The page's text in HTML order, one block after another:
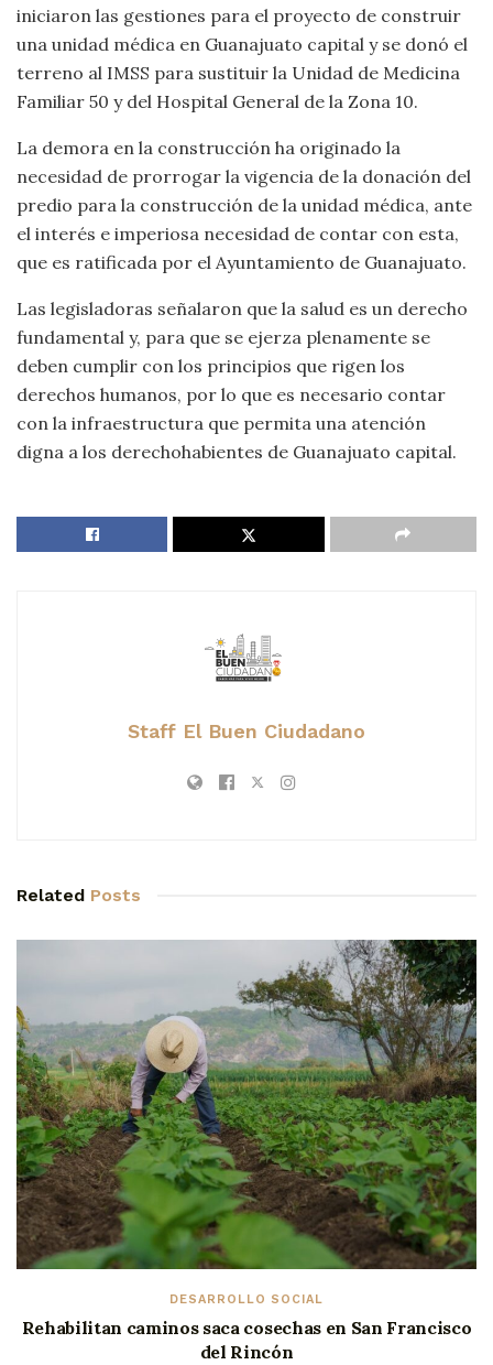
iniciaron las gestiones para el proyecto de construir
una unidad médica en Guanajuato capital y se donó el
terreno al IMSS para sustituir la Unidad de Medicina
Familiar 50 y del Hospital General de la Zona 10.
La demora en la construcción ha originado la
necesidad de prorrogar la vigencia de la donación del
predio para la construcción de la unidad médica, ante
el interés e imperiosa necesidad de contar con esta,
que es ratificada por el Ayuntamiento de Guanajuato.
Las legisladoras señalaron que la salud es un derecho
fundamental y, para que se ejerza plenamente se
deben cumplir con los principios que rigen los
derechos humanos, por lo que es necesario contar
con la infraestructura que permita una atención
digna a los derechohabientes de Guanajuato capital.
Staff El Buen Ciudadano
Related Posts
DESARROLLO SOCIAL
Rehabilitan caminos saca cosechas en San Francisco
del Rincón